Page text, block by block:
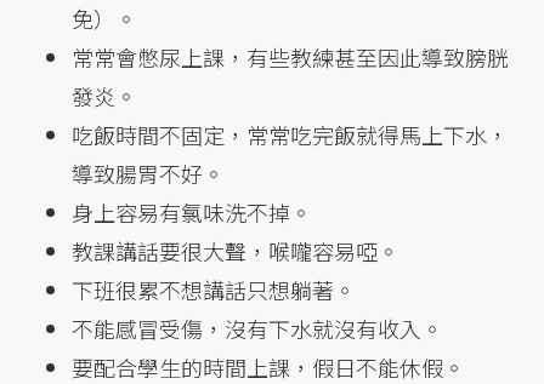
免）。
常常會憋尿上課，有些教練甚至因此導致膀胱
發炎。
吃飯時間不固定，常常吃完飯就得馬上下水，
導致腸胃不好。
身上容易有氯味洗不掉。
教課講話要很大聲，喉嚨容易啞。
下班很累不想講話只想躺著。
不能感冒受傷，沒有下水就沒有收入。
要配合學生的時間上課，假日不能休假。